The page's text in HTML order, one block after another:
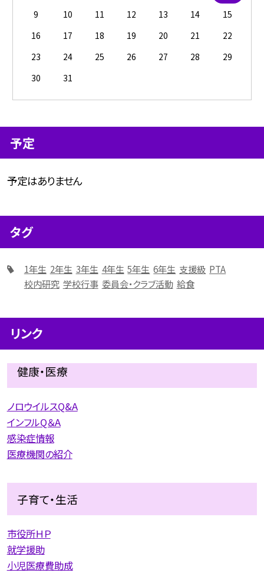
9
10 11 12 13 14
15
16
17 18 19 20 21
22
23
24 25 26 27 28
29
30
31
予定
予定はありません
タグ
1年生 2年生 3年生 4年生 5年生 6年生 支援級 PTA
校内研究 学校行事 委員会・クラブ活動 給食
リンク
健康・医療
ノロウイルスQ&A
インフルQ＆A
感染症情報
医療機関の紹介
子育て・生活
市役所ＨＰ
就学援助
小児医療費助成